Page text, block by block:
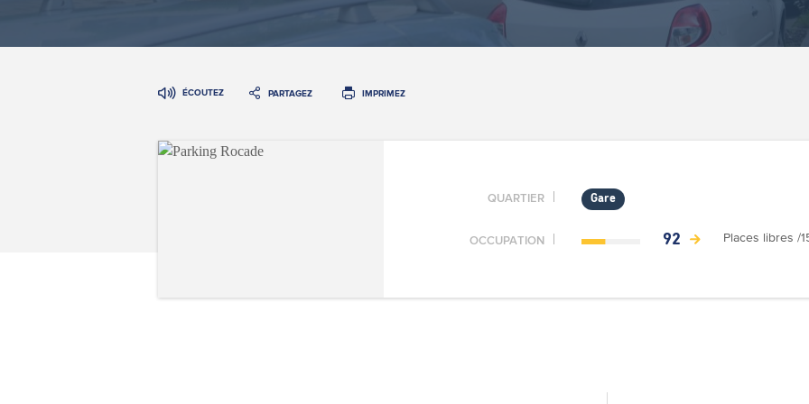
ÉCOUTEZ PARTAGEZ IMPRIMEZ
QUARTIER Gare
OCCUPATION 92 Places libres /